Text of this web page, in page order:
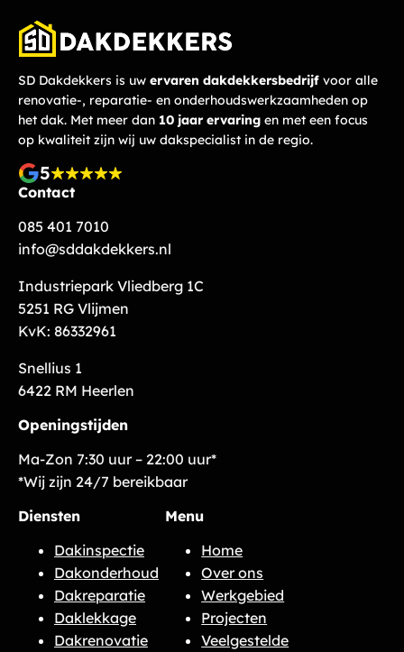
SD Dakdekkers is uw ervaren dakdekkersbedrijf voor alle
renovatie-, reparatie- en onderhoudswerkzaamheden op
het dak. Met meer dan 10 jaar ervaring en met een focus
op kwaliteit zijn wij uw dakspecialist in de regio.
5
Diensten
Dakinspectie
Dakonderhoud
Dakreparatie
Daklekkage
Dakrenovatie
Menu
Home
Over ons
Werkgebied
Projecten
Veelgestelde
Contact
085 401 7010
info@sddakdekkers.nl
Industriepark Vliedberg 1C
5251 RG Vlijmen
KvK: 86332961
Snellius 1
6422 RM Heerlen
Openingstijden
Ma-Zon 7:30 uur – 22:00 uur*
*Wij zijn 24/7 bereikbaar